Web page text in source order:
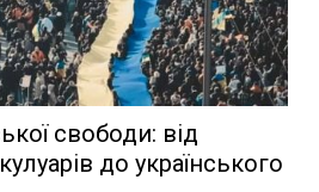
свободи: від
до українського